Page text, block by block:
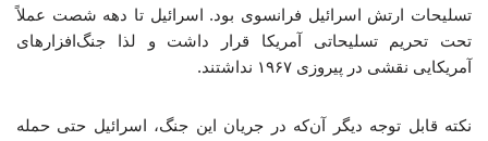
تسلیحات ارتش اسرائیل فرانسوی بود. اسرائیل تا دهه شصت عملاً
تحت تحریم تسلیحاتی آمریکا قرار داشت و لذا جنگ‌افزارهای
آمریکایی نقشی در پیروزی ۱۹۶۷ نداشتند.
نکته قابل توجه دیگر آن‌که در جریان این جنگ، اسرائیل حتی حمله